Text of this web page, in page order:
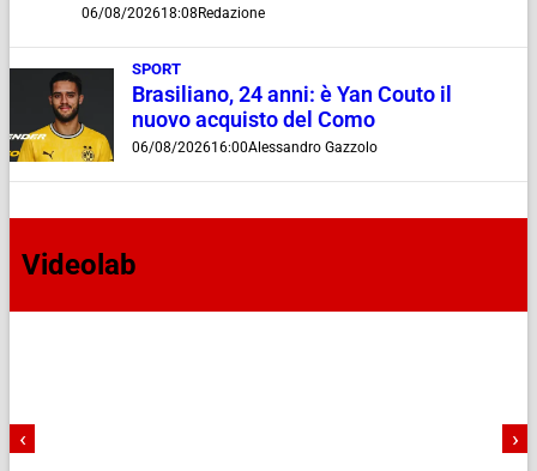
06/08/202618:08 Redazione
SPORT
Brasiliano, 24 anni: è Yan Couto il
nuovo acquisto del Como
06/08/202616:00Alessandro Gazzolo
Videolab
‹ ›